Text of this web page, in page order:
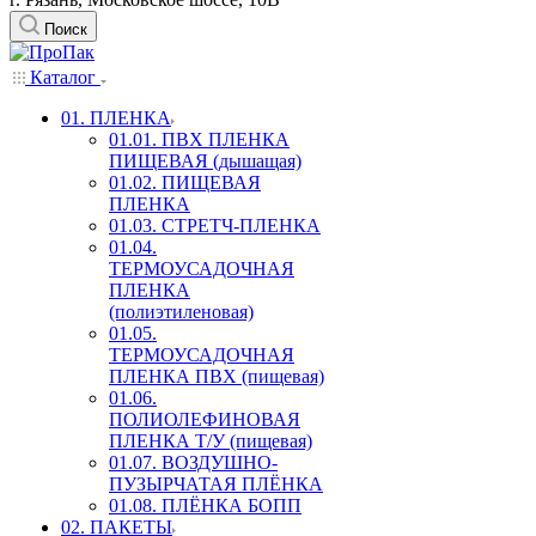
Поиск
Каталог
01. ПЛЕНКА
01.01. ПВХ ПЛЕНКА
ПИЩЕВАЯ (дышащая)
01.02. ПИЩЕВАЯ
ПЛЕНКА
01.03. СТРЕТЧ-ПЛЕНКА
01.04.
ТЕРМОУСАДОЧНАЯ
ПЛЕНКА
(полиэтиленовая)
01.05.
ТЕРМОУСАДОЧНАЯ
ПЛЕНКА ПВХ (пищевая)
01.06.
ПОЛИОЛЕФИНОВАЯ
ПЛЕНКА Т/У (пищевая)
01.07. ВОЗДУШНО-
ПУЗЫРЧАТАЯ ПЛЁНКА
01.08. ПЛЁНКА БОПП
02. ПАКЕТЫ